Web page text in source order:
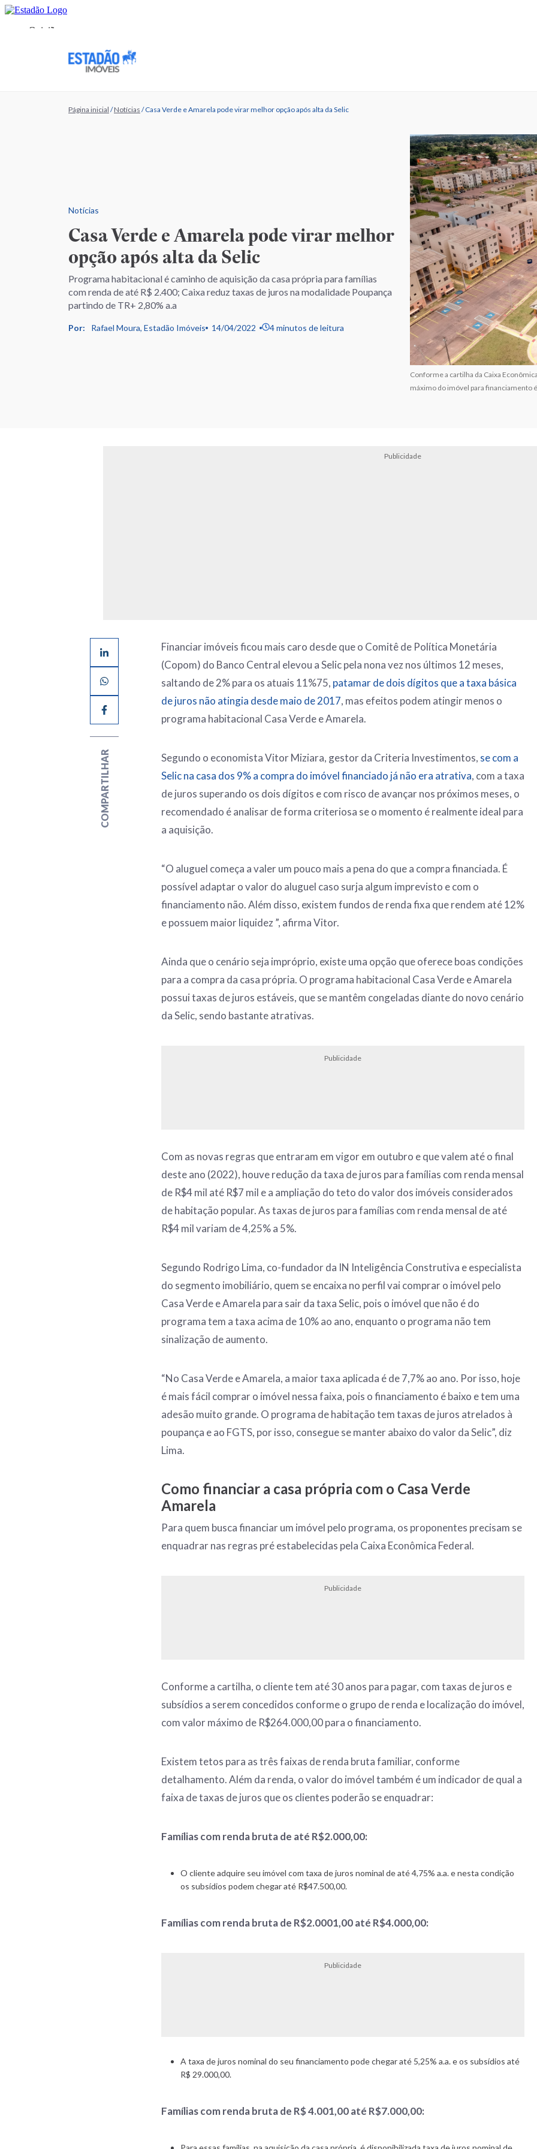
Página inicial /Notícias /Casa Verde e Amarela pode virar melhor opção após alta da Selic
Notícias
Casa Verde e Amarela pode virar melhor
opção após alta da Selic
Programa habitacional é caminho de aquisição da casa própria para famílias
com renda de até R$ 2.400; Caixa reduz taxas de juros na modalidade Poupança
partindo de TR+ 2,80% a.a
Por: Rafael Moura, Estadão Imóveis 14/04/2022 4 minutos de leitura
Conforme a cartilha da Caixa
máximo do imóvel para financiamento
Publicidade
COMPARTILHAR
Financiar imóveis ficou mais caro desde que o Comitê de Política Monetária
(Copom) do Banco Central elevou a Selic pela nona vez nos últimos 12 meses,
saltando de 2% para os atuais 11%75, patamar de dois dígitos que a taxa básica
de juros não atingia desde maio de 2017, mas efeitos podem atingir menos o
programa habitacional Casa Verde e Amarela.
Segundo o economista Vitor Miziara, gestor da Criteria Investimentos, se com a
Selic na casa dos 9% a compra do imóvel financiado já não era atrativa, com a taxa
de juros superando os dois dígitos e com risco de avançar nos próximos meses, o
recomendado é analisar de forma criteriosa se o momento é realmente ideal para
a aquisição.
“O aluguel começa a valer um pouco mais a pena do que a compra financiada. É
possível adaptar o valor do aluguel caso surja algum imprevisto e com o
financiamento não. Além disso, existem fundos de renda fixa que rendem até 12%
e possuem maior liquidez ”, afirma Vitor.
Ainda que o cenário seja impróprio, existe uma opção que oferece boas condições
para a compra da casa própria. O programa habitacional Casa Verde e Amarela
possui taxas de juros estáveis, que se mantêm congeladas diante do novo cenário
da Selic, sendo bastante atrativas.
Publicidade
Com as novas regras que entraram em vigor em outubro e que valem até o final
deste ano (2022), houve redução da taxa de juros para famílias com renda mensal
de R$4 mil até R$7 mil e a ampliação do teto do valor dos imóveis considerados
de habitação popular. As taxas de juros para famílias com renda mensal de até
R$4 mil variam de 4,25% a 5%.
Segundo Rodrigo Lima, co-fundador da IN Inteligência Construtiva e especialista
do segmento imobiliário, quem se encaixa no perfil vai comprar o imóvel pelo
Casa Verde e Amarela para sair da taxa Selic, pois o imóvel que não é do
programa tem a taxa acima de 10% ao ano, enquanto o programa não tem
sinalização de aumento.
“No Casa Verde e Amarela, a maior taxa aplicada é de 7,7% ao ano. Por isso, hoje
é mais fácil comprar o imóvel nessa faixa, pois o financiamento é baixo e tem uma
adesão muito grande. O programa de habitação tem taxas de juros atrelados à
poupança e ao FGTS, por isso, consegue se manter abaixo do valor da Selic”, diz
Lima.
Como financiar a casa própria com o Casa Verde
Amarela
Para quem busca financiar um imóvel pelo programa, os proponentes precisam se
enquadrar nas regras pré estabelecidas pela Caixa Econômica Federal.
Publicidade
Conforme a cartilha, o cliente tem até 30 anos para pagar, com taxas de juros e
subsídios a serem concedidos conforme o grupo de renda e localização do imóvel,
com valor máximo de R$264.000,00 para o financiamento.
Existem tetos para as três faixas de renda bruta familiar, conforme
detalhamento. Além da renda, o valor do imóvel também é um indicador de qual a
faixa de taxas de juros que os clientes poderão se enquadrar:
Famílias com renda bruta de até R$2.000,00:
O cliente adquire seu imóvel com taxa de juros nominal de até 4,75% a.a. e nesta condição
os subsídios podem chegar até R$47.500,00.
Famílias com renda bruta de R$2.0001,00 até R$4.000,00:
Publicidade
A taxa de juros nominal do seu financiamento pode chegar até 5,25% a.a. e os subsídios até
R$ 29.000,00.
Famílias com renda bruta de R$ 4.001,00 até R$7.000,00: